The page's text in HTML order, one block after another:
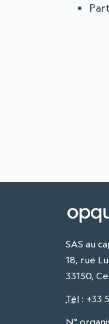
SAS au
18, rue
33150,
Tél : +33